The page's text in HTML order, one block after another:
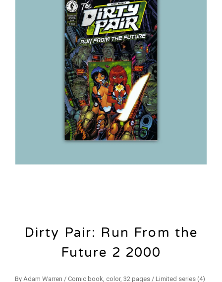
Dirty Pair: Run From the
Future 2 2000
By Adam Warren / Comic book, color, 32 pages / Limited series (4)